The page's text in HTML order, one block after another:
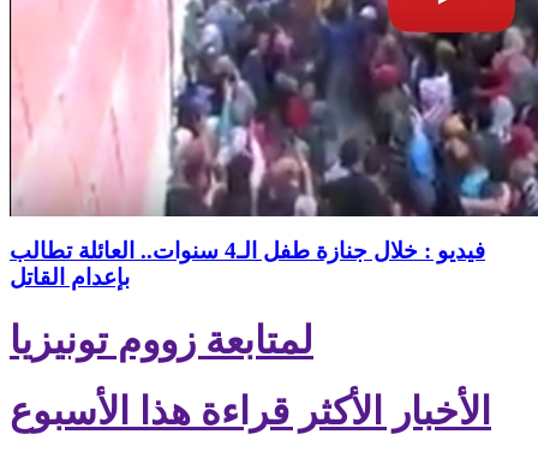
فيديو : خلال جنازة طفل الـ4 سنوات.. العائلة تطالب
بإعدام القاتل
لمتابعة زووم تونيزيا
الأخبار الأكثر قراءة هذا الأسبوع